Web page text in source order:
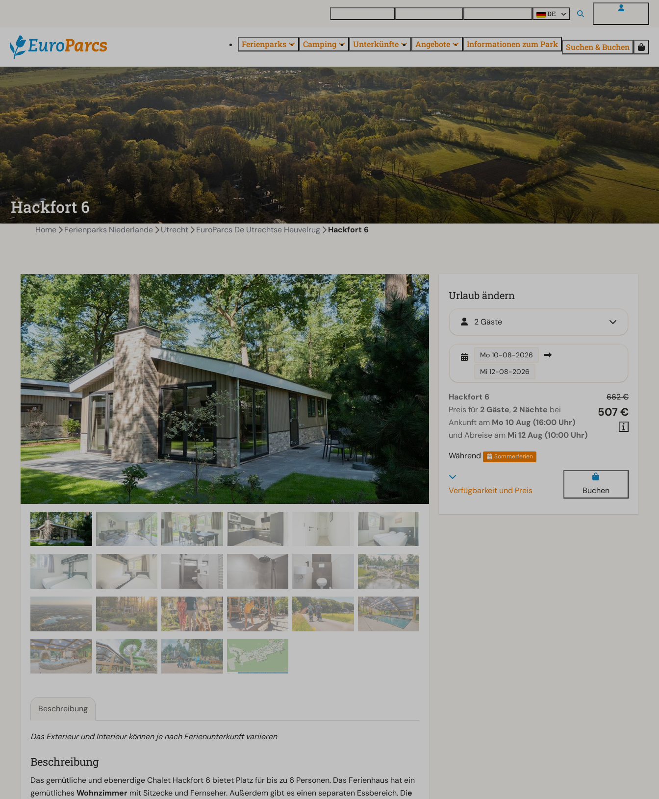
DE
Ferienparks Camping Unterkünfte Angebote Informationen zum Park Suchen & Buchen
Hackfort 6
Home Ferienparks Niederlande Utrecht EuroParcs De Utrechtse Heuvelrug Hackfort 6
Beschreibung
Das Exterieur und Interieur können je nach Ferienunterkunft variieren
Beschreibung
Das gemütliche und ebenerdige Chalet Hackfort 6 bietet Platz für bis zu 6 Personen. Das Ferienhaus hat ein
gemütlichesWohnzimmer mit Sitzecke und Fernseher. Außerdem gibt es einen separaten Essbereich. Die
Urlaub ändern
2 Gäste
Mo 10-08-2026
Mi 12-08-2026
662 €
507 €
Hackfort 6
Preis für 2 Gäste, 2 Nächte bei
Ankunft am Mo 10 Aug (16:00 Uhr)
und Abreise am Mi 12 Aug (10:00 Uhr)
Während
Sommerferien
Verfügbarkeit und Preis Buchen